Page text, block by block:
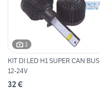
3
KIT DI LED H1 SUPER CAN BUS
12-24V
32 €